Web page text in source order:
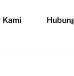
Kami